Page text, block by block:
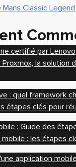
Mans Classic
certifié par Lenovo
la solution
: quel framework
étapes clés pour
: Guide des
: les étapes
application